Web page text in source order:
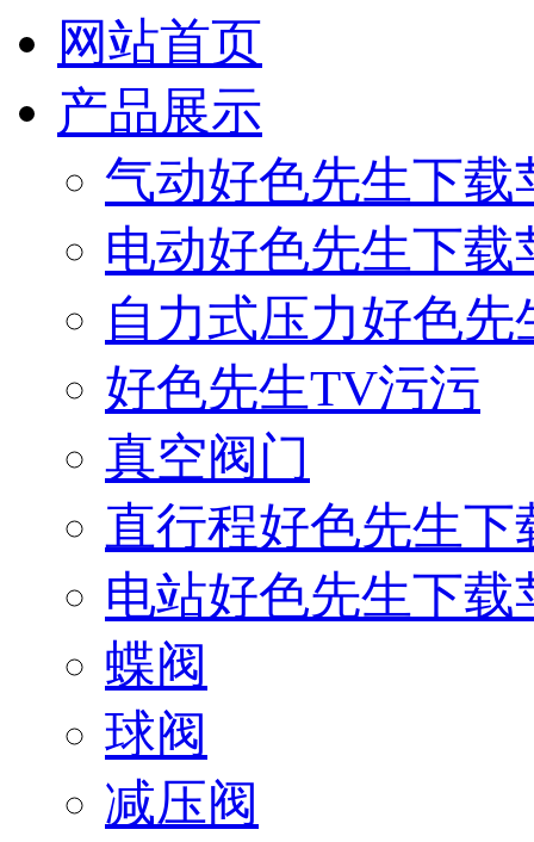
网站首页
产品展示
气动好色先生下
电动好色先生下
自力式压力好色
好色先生TV污污
真空阀门
直行程好色先生
电站好色先生下
蝶阀
球阀
减压阀